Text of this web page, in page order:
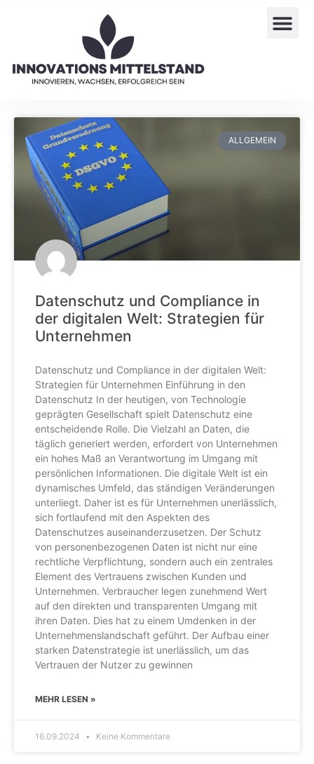
ALLGEMEIN
Datenschutz und Compliance in
der digitalen Welt: Strategien für
Unternehmen
Datenschutz und Compliance in der digitalen Welt:
Strategien für Unternehmen Einführung in den
Datenschutz In der heutigen, von Technologie
geprägten Gesellschaft spielt Datenschutz eine
entscheidende Rolle. Die Vielzahl an Daten, die
täglich generiert werden, erfordert von Unternehmen
ein hohes Maß an Verantwortung im Umgang mit
persönlichen Informationen. Die digitale Welt ist ein
dynamisches Umfeld, das ständigen Veränderungen
unterliegt. Daher ist es für Unternehmen unerlässlich,
sich fortlaufend mit den Aspekten des
Datenschutzes auseinanderzusetzen. Der Schutz
von personenbezogenen Daten ist nicht nur eine
rechtliche Verpflichtung, sondern auch ein zentrales
Element des Vertrauens zwischen Kunden und
Unternehmen. Verbraucher legen zunehmend Wert
auf den direkten und transparenten Umgang mit
ihren Daten. Dies hat zu einem Umdenken in der
Unternehmenslandschaft geführt. Der Aufbau einer
starken Datenstrategie ist unerlässlich, um das
Vertrauen der Nutzer zu gewinnen
MEHR LESEN »
16.09.2024 Keine Kommentare